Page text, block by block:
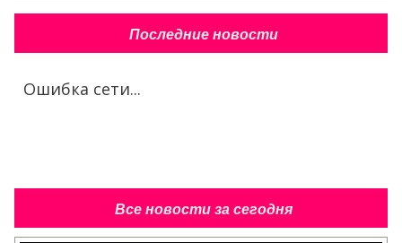
Последние новости
Ошибка сети...
Все новости за сегодня